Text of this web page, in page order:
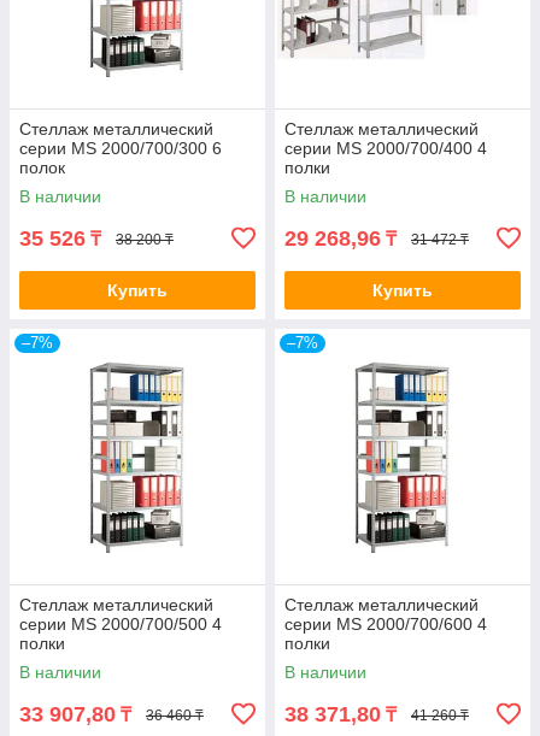
Стеллаж металлический
серии MS 2000/700/300 6
полок
В наличии
35 526 ₸ 38 200 ₸
Купить
Стеллаж металлический
серии MS 2000/700/400 4
полки
В наличии
29 268,96 ₸ 31 472 ₸
Купить
–7%
Стеллаж металлический
серии MS 2000/700/500 4
полки
В наличии
33 907,80 ₸ 36 460 ₸
–7%
Стеллаж металлический
серии MS 2000/700/600 4
полки
В наличии
38 371,80 ₸ 41 260 ₸